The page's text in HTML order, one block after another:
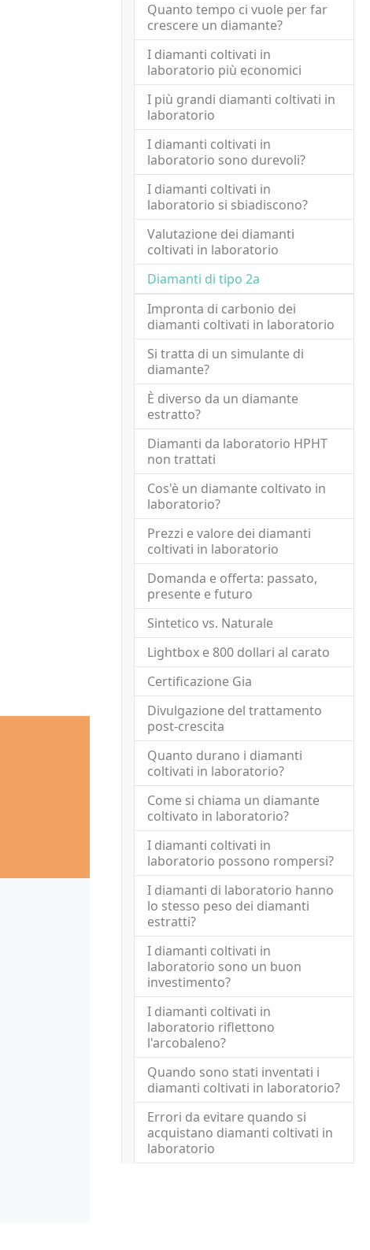
Quanto tempo ci vuole per far
crescere un diamante?
I diamanti coltivati in
laboratorio più economici
I più grandi diamanti coltivati in
laboratorio
I diamanti coltivati in
laboratorio sono durevoli?
I diamanti coltivati in
laboratorio si sbiadiscono?
Valutazione dei diamanti
coltivati in laboratorio
Diamanti di tipo 2a
Impronta di carbonio dei
diamanti coltivati in laboratorio
Si tratta di un simulante di
diamante?
È diverso da un diamante
estratto?
Diamanti da laboratorio HPHT
non trattati
Cos'è un diamante coltivato in
laboratorio?
Prezzi e valore dei diamanti
coltivati in laboratorio
Domanda e offerta: passato,
presente e futuro
Sintetico vs. Naturale
Lightbox e 800 dollari al carato
Certificazione Gia
Divulgazione del trattamento
post-crescita
Quanto durano i diamanti
coltivati in laboratorio?
Come si chiama un diamante
coltivato in laboratorio?
I diamanti coltivati in
laboratorio possono rompersi?
I diamanti di laboratorio hanno
lo stesso peso dei diamanti
estratti?
I diamanti coltivati in
laboratorio sono un buon
investimento?
I diamanti coltivati in
laboratorio riflettono
l'arcobaleno?
Quando sono stati inventati i
diamanti coltivati in laboratorio?
Errori da evitare quando si
acquistano diamanti coltivati in
laboratorio
Incolore,
giallo,
marrone,
rosa,
rosso,
magenta
Contenuto
molto
basso di
impurità
di azoto.
Importanti
impurità
di boro.
grigio